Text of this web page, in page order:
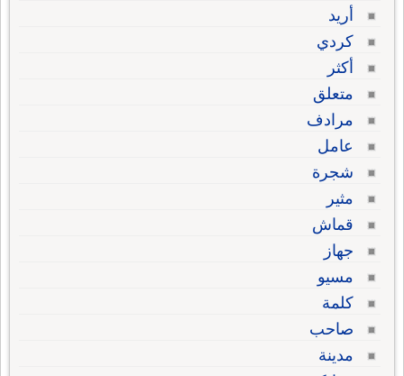
أريد
كردي
أكثر
متعلق
مرادف
عامل
شجرة
مثير
قماش
جهاز
مسيو
كلمة
صاحب
مدينة